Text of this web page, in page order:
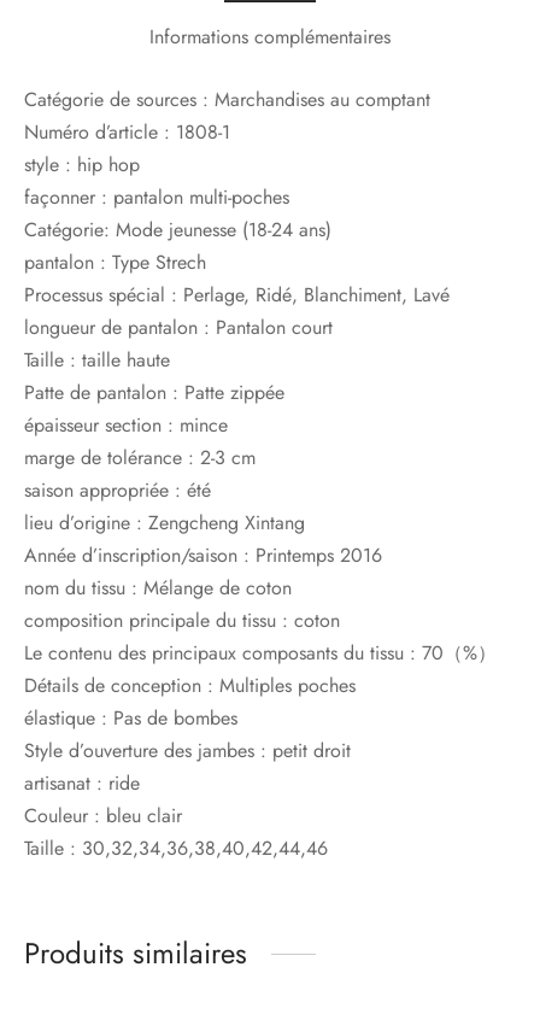
Informations complémentaires
Catégorie de sources : Marchandises au comptant
Numéro d’article : 1808-1
style : hip hop
façonner : pantalon multi-poches
Catégorie: Mode jeunesse (18-24 ans)
pantalon : Type Strech
Processus spécial : Perlage, Ridé, Blanchiment, Lavé
longueur de pantalon : Pantalon court
Taille : taille haute
Patte de pantalon : Patte zippée
épaisseur section : mince
marge de tolérance : 2-3 cm
saison appropriée : été
lieu d’origine : Zengcheng Xintang
Année d’inscription/saison : Printemps 2016
nom du tissu : Mélange de coton
composition principale du tissu : coton
Le contenu des principaux composants du tissu : 70（%）
Détails de conception : Multiples poches
élastique : Pas de bombes
Style d’ouverture des jambes : petit droit
artisanat : ride
Couleur : bleu clair
Taille : 30,32,34,36,38,40,42,44,46
Produits similaires